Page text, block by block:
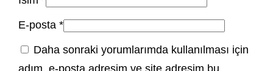
E-posta*
Daha sonraki yorumlarımda kullanılması için
adım, e-posta adresim ve site adresim bu